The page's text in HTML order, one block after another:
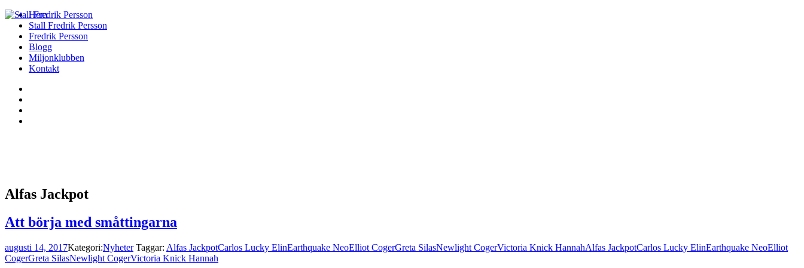
Hem
Stall Fredrik Persson
Fredrik Persson
Blogg
Miljonklubben
Kontakt
Alfas Jackpot
Att börja med småttingarna
augusti 14, 2017Kategori:Nyheter Taggar: Alfas JackpotCarlos Lucky ElinEarthquake NeoElliot CogerGreta SilasNewlight CogerVictoria Knick HannahAlfas JackpotCarlos Lucky ElinEarthquake NeoElliot
CogerGreta SilasNewlight CogerVictoria Knick Hannah